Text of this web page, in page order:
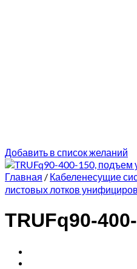
Добавить в список желаний
Главная / Кабеленесущие
листовых лотков
TRUFq90-